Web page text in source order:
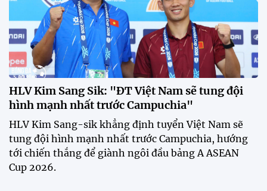
23:26 24/07/2026
Tiền đạo Đình Bắc: "Chiến
thắng này là thành quả của cả
tập thể"
23:15 24/07/2026
Đình Bắc lập hat-trick, tuyển
Việt Nam thắng đậm Timor
Leste tại ASEAN Cup 2026